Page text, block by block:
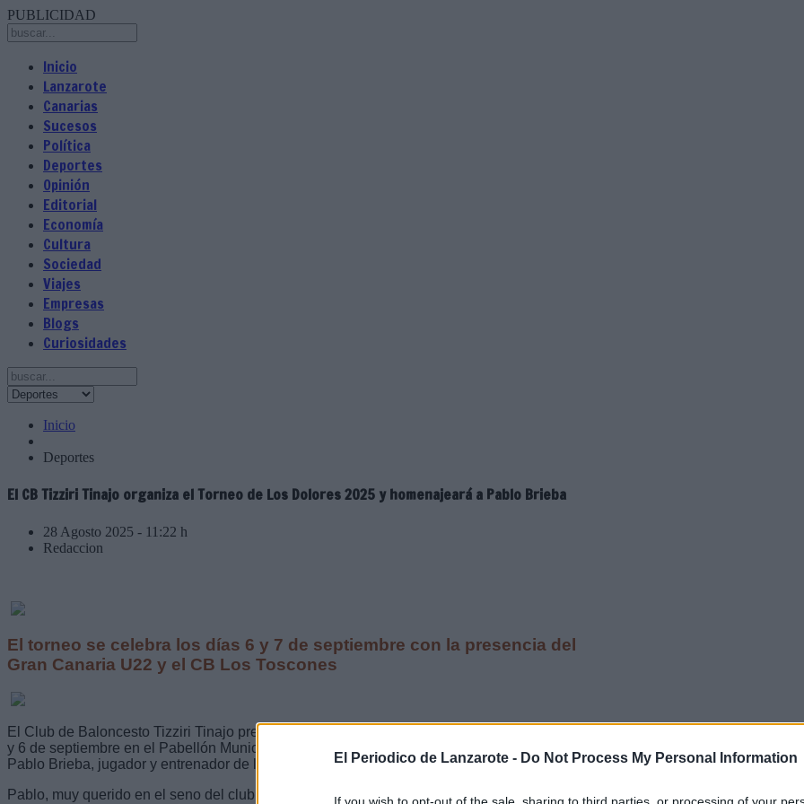
El Periodico de Lanzarote - Do Not Process My Personal Information
PUBLICIDAD
Inicio
Lanzarote
Canarias
Sucesos
Política
Deportes
Opinión
Editorial
Economía
Cultura
Sociedad
Viajes
Empresas
Blogs
Curiosidades
Inicio
Deportes
El CB Tizziri Tinajo organiza el Torneo de Los Dolores 2025 y homenajeará a Pablo Brieba
28 Agosto 2025 - 11:22 h
Redaccion
El torneo se celebra los días 6 y 7 de septiembre con la presencia del
Gran Canaria U22 y el CB Los Toscones
El Club de Baloncesto Tizziri Tinajo presenta el Torneo de Los Dolores, previsto para los días 5
y 6 de septiembre en el Pabellón Municipal de Tinajo, que servirá como homenaje póstumo a
Pablo Brieba, jugador y entrenador de la entidad recientemente fallecido.
Pablo, muy querido en el seno del club, formaba parte del grupo de trabajo encargado de la